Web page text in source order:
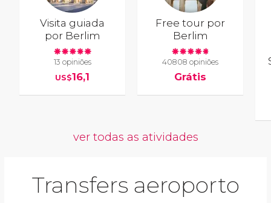
Visita guiada
por Berlim
13 opiniões
US$16,1
Free tour por
Berlim
40808 opiniões
Grátis
ver todas as atividades
Transfers aeroporto